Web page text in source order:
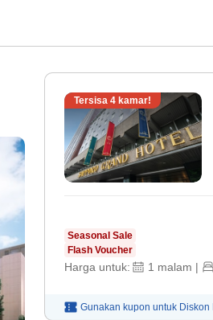
Tersisa 4 kamar!
Seasonal Sale
Flash Voucher
Harga untuk: 1 malam |
Gunakan kupon untuk Diskon